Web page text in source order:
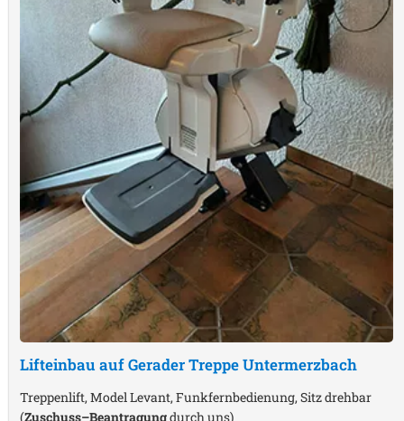
Lifteinbau auf Gerader TreppeUntermerzbach
Treppenlift, Model Levant, Funkfernbedienung, Sitz drehbar
(Zuschuss–Beantragungdurch uns)